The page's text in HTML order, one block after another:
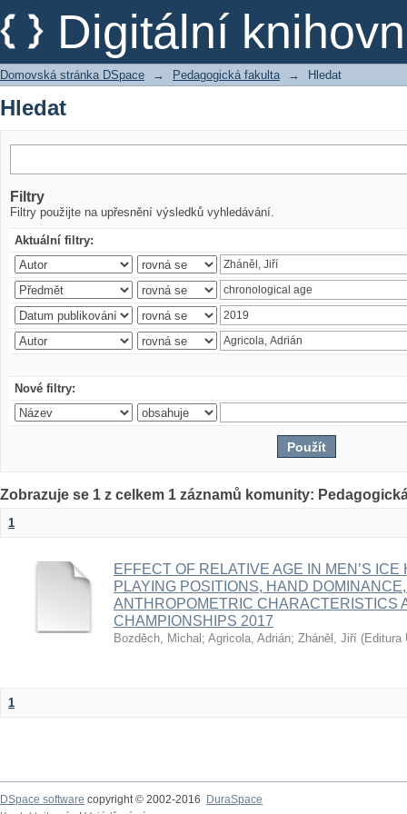
Digitální
Hledat
Domovská stránka DSpace → Pedagogická fakulta → Hledat
Hledat
Filtry
Filtry použijte na upřesnění výsledků vyhledávání.
Aktuální filtry:
Nové filtry:
Zobrazuje se 1 z celkem 1 záznamů komunity:
1
EFFECT OF RELATIVE AGE IN MEN’S
PLAYING POSITIONS, HAND
ANTHROPOMETRIC CHARACTERISTICS
CHAMPIONSHIPS 2017
Bozděch, Michal ; Agricola, Adrián; Zháněl, Jiří (Editura
1
DSpace software copyright © 2002-2016
DuraSpace